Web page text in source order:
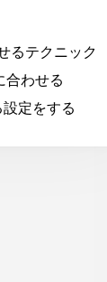
るテクニック
合わせる
定をする